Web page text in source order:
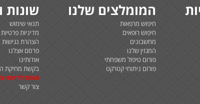
המומלצים שלנו
חיפוש מרפאות
חיפוש רופאים
מחשבונים
המגזין שלנו
פורום טיפול משפחתי
פורום ניתוחי קטרקט
שונות
תנאי שימוש
מדיניות פרטיות
הצהרת נגישות
פרסם אצלנו
אודותינו
בקשת מחיקת
טופס לדיווח
צור קשר